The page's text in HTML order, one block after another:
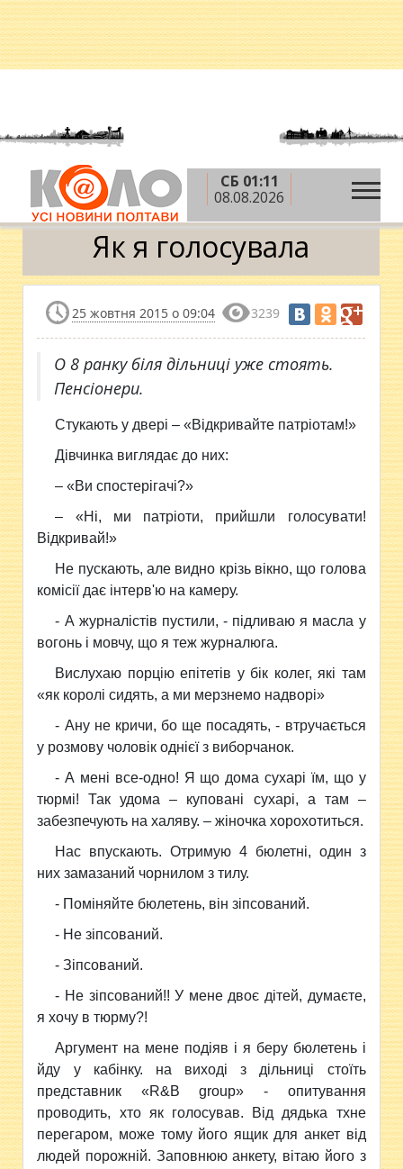
СБ 01:11
08.08.2026
Головна » Блоги » Таня Цирульник
голосувала
Як я голосувала
25 жовтня 2015 о 09:04 3239
О 8 ранку біля дільниці уже стоять.
Пенсіонери.
Стукають у двері – «Відкривайте патріотам!»
Дівчинка виглядає до них:
– «Ви спостерігачі?»
– «Ні, ми патріоти, прийшли голосувати!
Відкривай!»
Не пускають, але видно крізь вікно, що голова
комісії дає інтерв'ю на камеру.
- А журналістів пустили, - підливаю я масла у
вогонь і мовчу, що я теж журналюга.
Вислухаю порцію епітетів у бік колег, які там
«як королі сидять, а ми мерзнемо надворі»
- Ану не кричи, бо ще посадять, - втручається
у розмову чоловік однієї з виборчанок.
- А мені все-одно! Я що дома сухарі їм, що у
тюрмі! Так удома – куповані сухарі, а там –
забезпечують на халяву. – жіночка хорохотиться.
Нас впускають. Отримую 4 бюлетні, один з
них замазаний чорнилом з тилу.
- Поміняйте бюлетень, він зіпсований.
- Не зіпсований.
- Зіпсований.
- Не зіпсований!! У мене двоє дітей, думаєте,
я хочу в тюрму?!
Аргумент на мене подіяв і я беру бюлетень і
йду у кабінку. на виході з дільниці стоїть
представник «R&B group» - опитування
проводить, хто як голосував. Від дядька тхне
перегаром, може тому його ящик для анкет від
людей порожній. Заповнюю анкету, вітаю його з